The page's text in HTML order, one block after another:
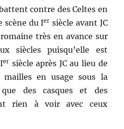
contre des Celtes en
scène du Ier siècle avant JC
très en avance sur
siècles puisqu’elle est
er siècle après JC au lieu de
en usage sous la
des casques et des
rien à voir avec ceux